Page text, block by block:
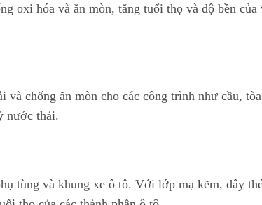
oxi hóa và ăn mòn, tăng tuổi thọ và độ bền của
chống ăn mòn cho các công trình như cầu, tòa
nước thải.
tùng và khung xe ô tô. Với lớp mạ kẽm, dây